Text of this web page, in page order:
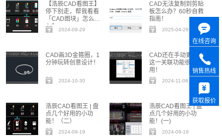
【浩辰CAD看图王】
停下别走，帮我看看
「CAD图块」怎么插
入？
2024-09-29
CAD无法复制到剪贴
板怎么办？60秒自救
指南！
2025-04-28
CAD画3D金箍圈，1
分钟玩转创意设计！
2024-10-30
CAD还在手动更新？
这一关联功能很好
用！
2024-11-06
浩辰CAD看图王 | 盘
点几个好用的小功
能！（二）
2024-09-19
浩辰CAD看图王 | 盘
点几个好用的小功
能！(一)
2024-09-19
在线咨询
销售热线
获取报价